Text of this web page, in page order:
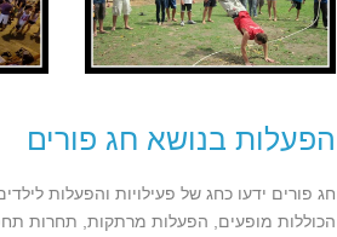
הפעלות בנושא חג פורים
חג פורים ידעו כחג של פעילויות והפעלות
הכוללות מופעים, הפעלות מרתקות, תחרות